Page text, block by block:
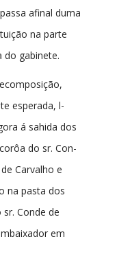
afinal duma
na parte
do gabinete.
esperada, l-
á sahida dos
do sr. Con-
Carvalho e
na pasta dos
Conde de
em